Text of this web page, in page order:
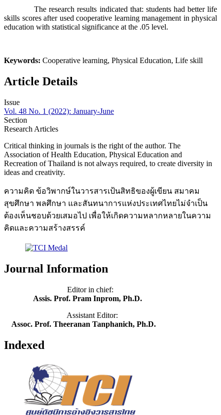
The research results indicated that: students had better life
skills scores after used cooperative learning management in physical
education with statistical significance at the .05 level.
Keywords: Cooperative learning, Physical Education, Life skill
Article Details
Issue
Vol. 48 No. 1 (2022): January-June
Section
Research Articles
Critical thinking in journals is the right of the author. The
Association of Health Education, Physical Education and
Recreation of Thailand is not always required, to create diversity in
ideas and creativity.
ความคิด ข้อวิพากษ์ในวารสารเป้นสิทธิของผู้เขียน สมาคม
สุขศึกษา พลศึกษา และสันทนาการแห่งประเทศไทยไม่จำเป็น
ต้องเห็นชอบด้วยเสมอไป เพื่อให้เกิดความหลากหลายในความ
คิดและความสร้างสรรค์
Journal Information
Editor in chief:
Assis. Prof. Pram Inprom, Ph.D.
Assistant Editor:
Assoc. Prof. Theeranan Tanphanich, Ph.D.
Indexed